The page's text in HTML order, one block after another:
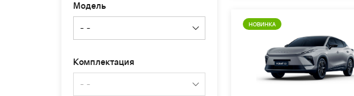
Модель
Комплектация
НОВИНКА